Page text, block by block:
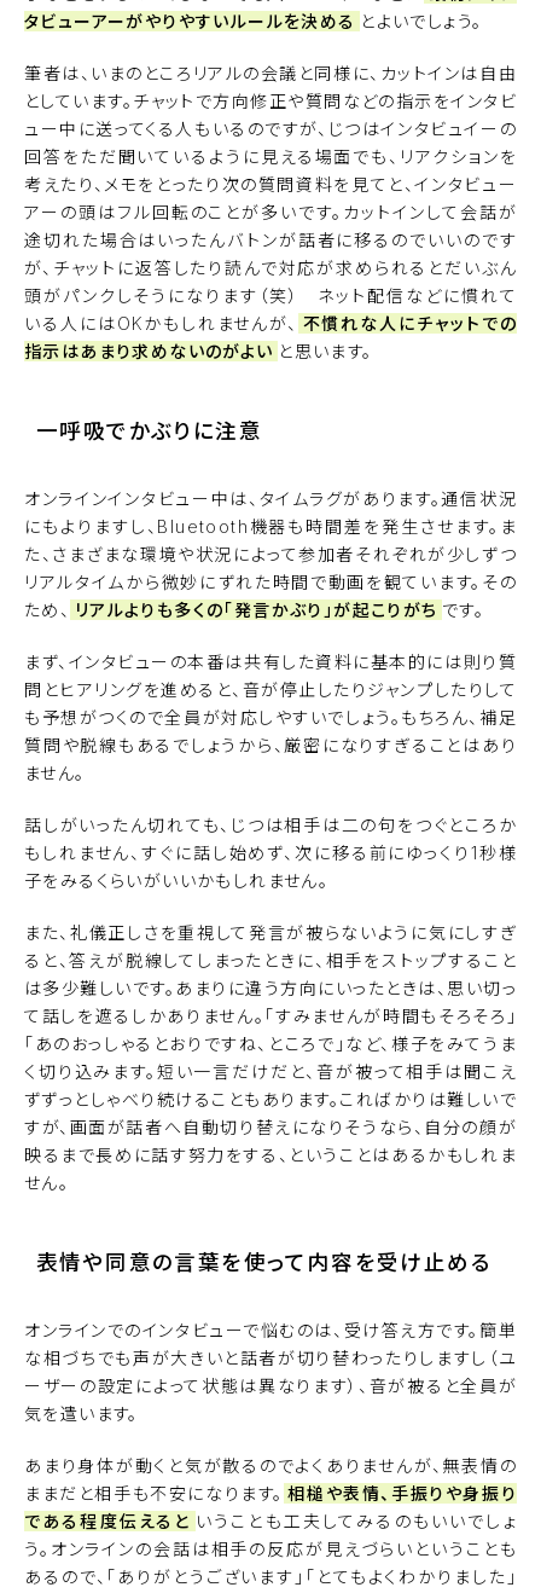
タビューアーがやりやすいルールを決める とよいでしょう。
筆者は、いまのところリアルの会議と同様に、カットインは自由
としています。チャットで方向修正や質問などの指示をインタビ
ュー中に送ってくる人もいるのですが、じつはインタビュイーの
回答をただ聞いているように見える場面でも、リアクションを
考えたり、メモをとったり次の質問資料を見てと、インタビュー
アーの頭はフル回転のことが多いです。カットインして会話が
途切れた場合はいったんバトンが話者に移るのでいいのです
が、チャットに返答したり読んで対応が求められるとだいぶん
頭がパンクしそうになります（笑） ネット配信などに慣れて
いる人にはOKかもしれませんが、 不慣れな人にチャットでの
指示はあまり求めないのがよい と思います。
一呼吸でかぶりに注意
オンラインインタビュー中は、タイムラグがあります。通信状況
にもよりますし、Bluetooth機器も時間差を発生させます。ま
た、さまざまな環境や状況によって参加者それぞれが少しずつ
リアルタイムから微妙にずれた時間で動画を観ています。その
ため、 リアルよりも多くの「発言かぶり」が起こりがち です。
まず、インタビューの本番は共有した資料に基本的には則り質
問とヒアリングを進めると、音が停止したりジャンプしたりして
も予想がつくので全員が対応しやすいでしょう。もちろん、補足
質問や脱線もあるでしょうから、厳密になりすぎることはあり
ません。
話しがいったん切れても、じつは相手は二の句をつぐところか
もしれません、すぐに話し始めず、次に移る前にゆっくり1秒様
子をみるくらいがいいかもしれません。
また、礼儀正しさを重視して発言が被らないように気にしすぎ
ると、答えが脱線してしまったときに、相手をストップすること
は多少難しいです。あまりに違う方向にいったときは、思い切っ
て話しを遮るしかありません。「すみませんが時間もそろそろ」
「あのおっしゃるとおりですね、ところで」など、様子をみてうま
く切り込みます。短い一言だけだと、音が被って相手は聞こえ
ずずっとしゃべり続けることもあります。こればかりは難しいで
すが、画面が話者へ自動切り替えになりそうなら、自分の顔が
映るまで長めに話す努力をする、ということはあるかもしれま
せん。
表情や同意の言葉を使って内容を受け止める
オンラインでのインタビューで悩むのは、受け答え方です。簡単
な相づちでも声が大きいと話者が切り替わったりしますし（ユ
ーザーの設定によって状態は異なります）、音が被ると全員が
気を遣います。
あまり身体が動くと気が散るのでよくありませんが、無表情の
ままだと相手も不安になります。 相槌や表情、手振りや身振り
である程度伝えると いうことも工夫してみるのもいいでしょ
う。オンラインの会話は相手の反応が見えづらいということも
あるので、「ありがとうございます」「とてもよくわかりました」